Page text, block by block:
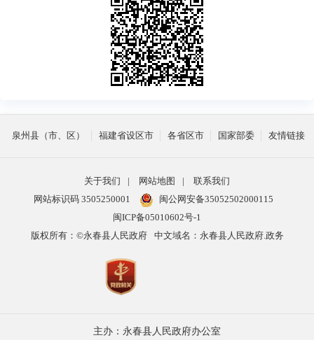
泉州县（市、区） 福建省设区市 各省区市 国家部委 友情链接
关于我们 | 网站地图 |
联系我们
网站标识码 3505250001
闽公网安备35052502000115
闽ICP备05010602号-1
版权所有：©永春县人民政府
中文域名：永春县人民政府.政务
主办：永春县人民政府办公室